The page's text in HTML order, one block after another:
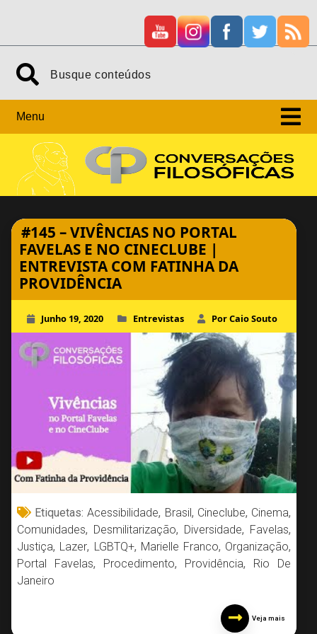
Search
Menu
#145 – VIVÊNCIAS NO PORTAL
FAVELAS E NO CINECLUBE |
ENTREVISTA COM FATINHA DA
PROVIDÊNCIA
Junho 19, 2020 Entrevistas Por Caio Souto
Etiquetas:Acessibilidade, Brasil, Cineclube, Cinema,
Comunidades, Desmilitarização, Diversidade, Favelas,
Justiça, Lazer, LGBTQ+, Marielle Franco, Organização,
Portal Favelas, Procedimento, Providência, Rio De
Janeiro
Veja mais